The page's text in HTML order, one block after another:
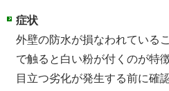
症状
外壁の防水が損なわれている
で触ると白い粉が付くのが特徴
目立つ劣化が発生する前に確